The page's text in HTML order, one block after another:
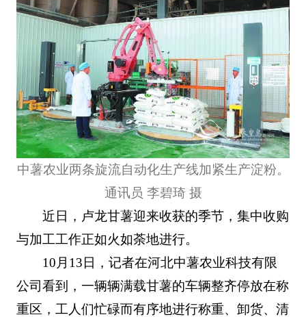
中薯农业两条旋流自动化生产线加紧生产淀粉。
通讯员 李碧琦 摄
近日，卢龙甘薯迎来收获的季节，集中收购
与加工工作正如火如荼地进行。
10月13日，记者在河北中薯农业科技有限
公司看到，一辆辆满载甘薯的车辆整齐停放在称
重区，工人们忙碌而有序地进行称重、卸货、清